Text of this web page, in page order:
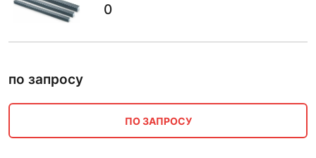
0
по запросу
ПО ЗАПРОСУ